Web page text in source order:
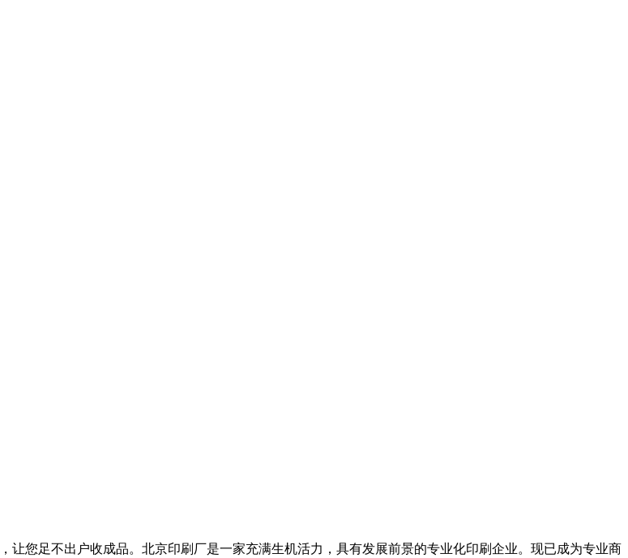
您足不出户收成品。北京印刷厂是一家充满生机活力，具有发展前景的专业化印刷企业。现已成为专业商